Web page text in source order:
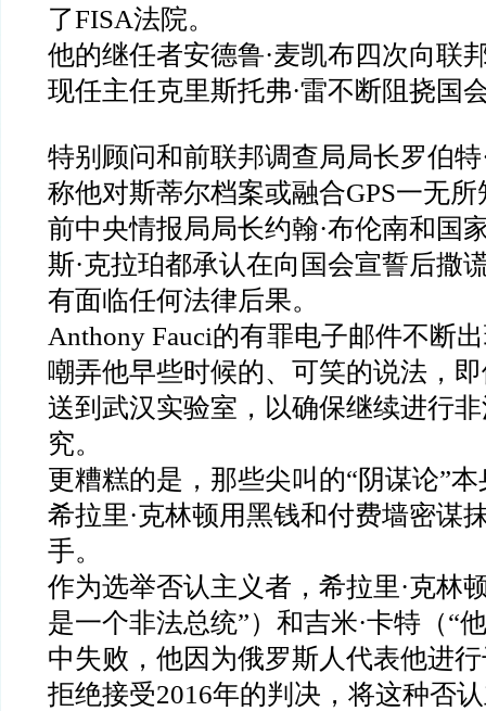
了FISA法院。
他的继任者安德鲁·麦凯布四次向联
现任主任克里斯托弗·雷不断阻挠国
特别顾问和前联邦调查局局长罗伯特
称他对斯蒂尔档案或融合GPS一无所
前中央情报局局长约翰·布伦南和国
斯·克拉珀都承认在向国会宣誓后撒
有面临任何法律后果。
Anthony Fauci的有罪电子邮件不断
嘲弄他早些时候的、可笑的说法，
送到武汉实验室，以确保继续进行
究。
更糟糕的是，那些尖叫的“ 阴谋论”本
希拉里·克林顿用黑钱和付费墙密谋
手。
作为选举否认主义者，希拉里·克林
是一个非法总统”）和吉米·卡特（“他
中失败，他因为俄罗斯人代表他进
拒绝接受2016年的判决，将这种否